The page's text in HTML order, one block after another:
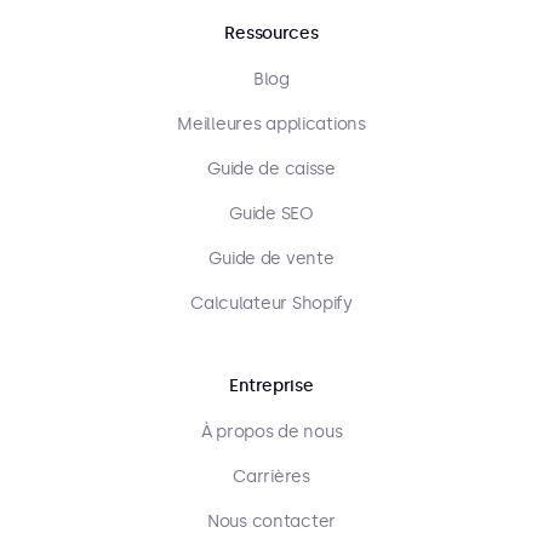
Ressources
Blog
Meilleures applications
Guide de caisse
Guide SEO
Guide de vente
Calculateur Shopify
Entreprise
À propos de nous
Carrières
Nous contacter